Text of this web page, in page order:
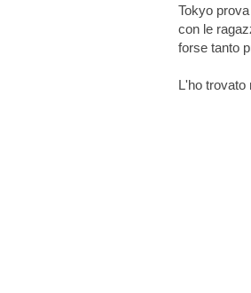
Tokyo
con le
forse tanto
L'ho trovato